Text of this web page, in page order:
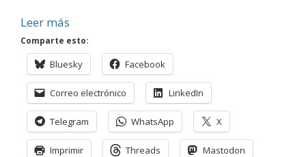
Leer más
Comparte esto:
Bluesky Facebook
Correo electrónico LinkedIn
Telegram WhatsApp X
Imprimir Threads Mastodon